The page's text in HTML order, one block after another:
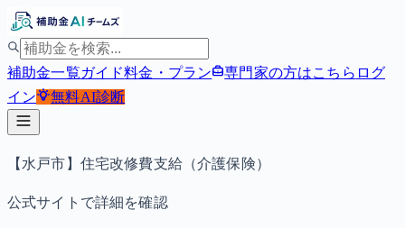
補助金一覧ガイド料金・プラン 専門家の方はこちら ログ
イン
無料AI診断
【水戸市】住宅改修費支給（介護保険）
公式サイトで詳細を確認